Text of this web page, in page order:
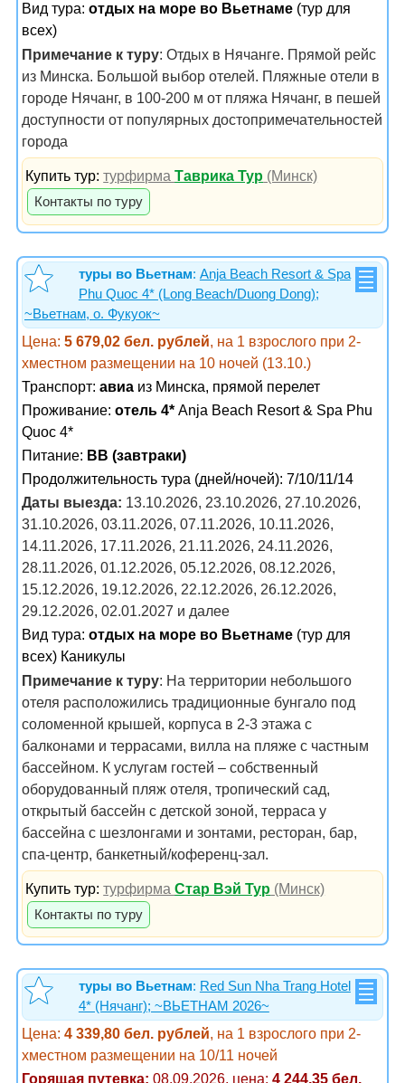
Вид тура: отдых на море во Вьетнаме (тур для
всех)
Примечание к туру: Отдых в Нячанге. Прямой рейс
из Минска. Большой выбор отелей. Пляжные отели в
городе Нячанг, в 100-200 м от пляжа Нячанг, в пешей
доступности от популярных достопримечательностей
города
Купить тур:турфирмаТаврика Тур (Минск)
Контакты по туру
туры во Вьетнам: Anja Beach Resort & Spa
Phu Quoc 4* (Long Beach/Duong Dong);
~Вьетнам, о. Фукуок~
Цена: 5 679,02 бел. рублей, на 1 взрослого при 2-
хместном размещении на 10 ночей (13.10.)
Транспорт: авиа из Минска, прямой перелет
Проживание: отель 4* Anja Beach Resort & Spa Phu
Quoc 4*
Питание: BB (завтраки)
Продолжительность тура (дней/ночей): 7/10/11/14
Даты выезда: 13.10.2026, 23.10.2026, 27.10.2026,
31.10.2026, 03.11.2026, 07.11.2026, 10.11.2026,
14.11.2026, 17.11.2026, 21.11.2026, 24.11.2026,
28.11.2026, 01.12.2026, 05.12.2026, 08.12.2026,
15.12.2026, 19.12.2026, 22.12.2026, 26.12.2026,
29.12.2026, 02.01.2027 и далее
Вид тура: отдых на море во Вьетнаме (тур для
всех) Каникулы
Примечание к туру: На территории небольшого
отеля расположились традиционные бунгало под
соломенной крышей, корпуса в 2-3 этажа с
балконами и террасами, вилла на пляже с частным
бассейном. К услугам гостей – собственный
оборудованный пляж отеля, тропический сад,
открытый бассейн с детской зоной, терраса у
бассейна с шезлонгами и зонтами, ресторан, бар,
спа-центр, банкетный/коференц-зал.
Купить тур:турфирмаСтар Вэй Тур (Минск)
Контакты по туру
туры во Вьетнам: Red Sun Nha Trang Hotel
4* (Нячанг); ~ВЬЕТНАМ 2026~
Цена: 4 339,80 бел. рублей, на 1 взрослого при 2-
хместном размещении на 10/11 ночей
Горящая путевка: 08.09.2026, цена: 4 244,35 бел.